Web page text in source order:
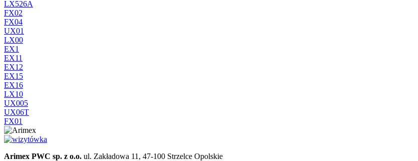
LX526A
FX02
FX04
UX01
LX00
EX1
EX11
EX12
EX15
EX16
LX10
UX005
UX06T
FX01
Arimex PWC sp. z o.o. ul. Zakładowa 11, 47-100 Strzelce Opolskie